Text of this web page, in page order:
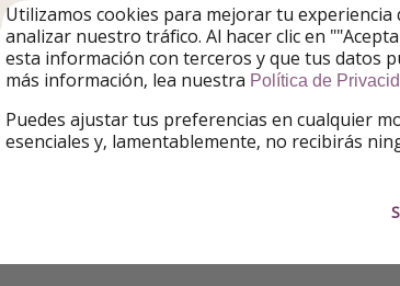
adaptados
tarjeta sanitaria europea.
Utilizamos cookies para mejorar tu
analizar nuestro tráfico. Al hacer clic en
esta información con terceros y que tus datos
más información, lea nuestra Política de
Puedes ajustar tus preferencias en cualquier
esenciales y, lamentablemente, no recibirás